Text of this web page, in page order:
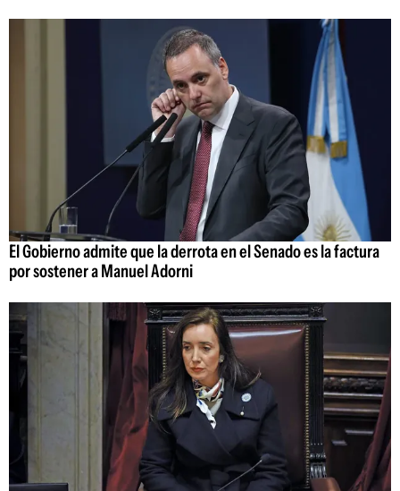
El Gobierno admite que la derrota en el Senado es la factura
por sostener a Manuel Adorni